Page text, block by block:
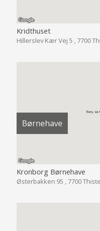
Kridthuset
Hillerslev Kær Vej 5 , 7700
Børnehave
Kronborg Børnehave
Østerbakken 95 , 7700